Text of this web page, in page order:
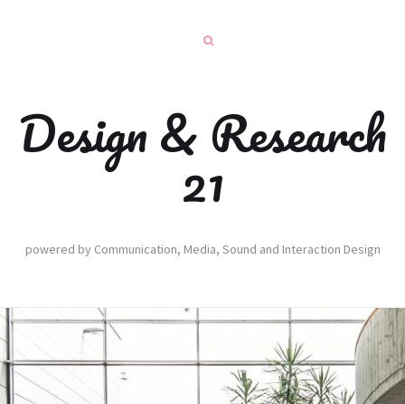
Design & Research
21
powered by Communication, Media, Sound and Interaction Design